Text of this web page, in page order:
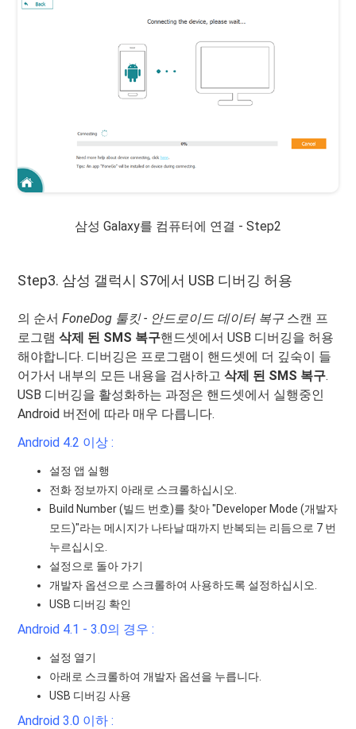
삼성 Galaxy를 컴퓨터에 연결 - Step2
Step3. 삼성 갤럭시 S7에서 USB 디버깅 허용
의 순서FoneDog 툴킷 - 안드로이드 데이터 복구 스캔 프
로그램삭제 된 SMS 복구핸드셋에서 USB 디버깅을 허용
해야합니다. 디버깅은 프로그램이 핸드셋에 더 깊숙이 들
어가서 내부의 모든 내용을 검사하고삭제 된 SMS 복구.
USB 디버깅을 활성화하는 과정은 핸드셋에서 실행중인
Android 버전에 따라 매우 다릅니다.
Android 4.2 이상 :
설정 앱 실행
전화 정보까지 아래로 스크롤하십시오.
Build Number (빌드 번호)를 찾아 "Developer Mode (개발자
모드)"라는 메시지가 나타날 때까지 반복되는 리듬으로 7 번
누르십시오.
설정으로 돌아 가기
개발자 옵션으로 스크롤하여 사용하도록 설정하십시오.
USB 디버깅 확인
Android 4.1 - 3.0의 경우 :
설정 열기
아래로 스크롤하여 개발자 옵션을 누릅니다.
USB 디버깅 사용
Android 3.0 이하 :